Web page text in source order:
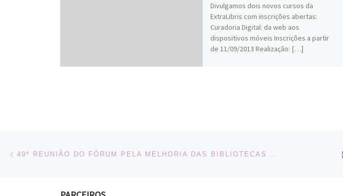
Divulgamos dois novos cursos da
ExtraLibris com inscrições abertas:
Curadoria Digital: da web aos
dispositivos móveis Inscrições a partir
de 11/09/2013 Realização: […]
Navegação do post